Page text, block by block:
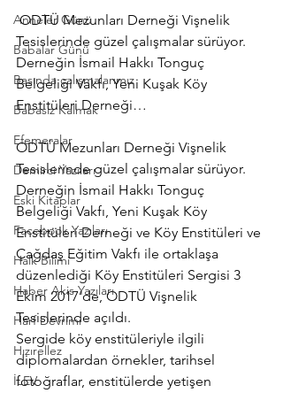
Anneler Günü
Babalar Günü
Basında çalışmalarımız
Babasız Kalmak
Efemeralar
Demirci Yazıları
Eski Kitaplar
Facebook Yazıları
Halk Bilimi
Haber Akis Yazıları
Harf Devrimi
Hızırellez
İLEV
ODTÜ Mezunları Derneği Vişnelik
Tesislerinde güzel çalışmalar sürüyor.
Derneğin İsmail Hakkı Tonguç
Belgeliği Vakfı, Yeni Kuşak Köy
Enstitüleri Derneği…
ODTÜ Mezunları Derneği Vişnelik
Tesislerinde güzel çalışmalar sürüyor.
Derneğin İsmail Hakkı Tonguç
Belgeliği Vakfı, Yeni Kuşak Köy
Enstitüleri Derneği ve Köy Enstitüleri ve
Çağdaş Eğitim Vakfı ile ortaklaşa
düzenlediği Köy Enstitüleri Sergisi 3
Ekim 2017’de, ODTÜ Vişnelik
Tesislerinde açıldı.
Sergide köy enstitüleriyle ilgili
diplomalardan örnekler, tarihsel
fotoğraflar, enstitülerde yetişen